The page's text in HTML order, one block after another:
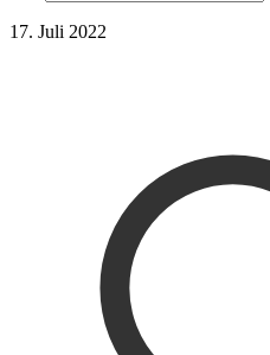
17. Juli 2022